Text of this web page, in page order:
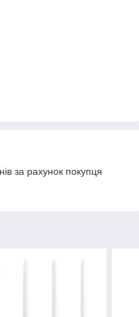
за рахунок покупця